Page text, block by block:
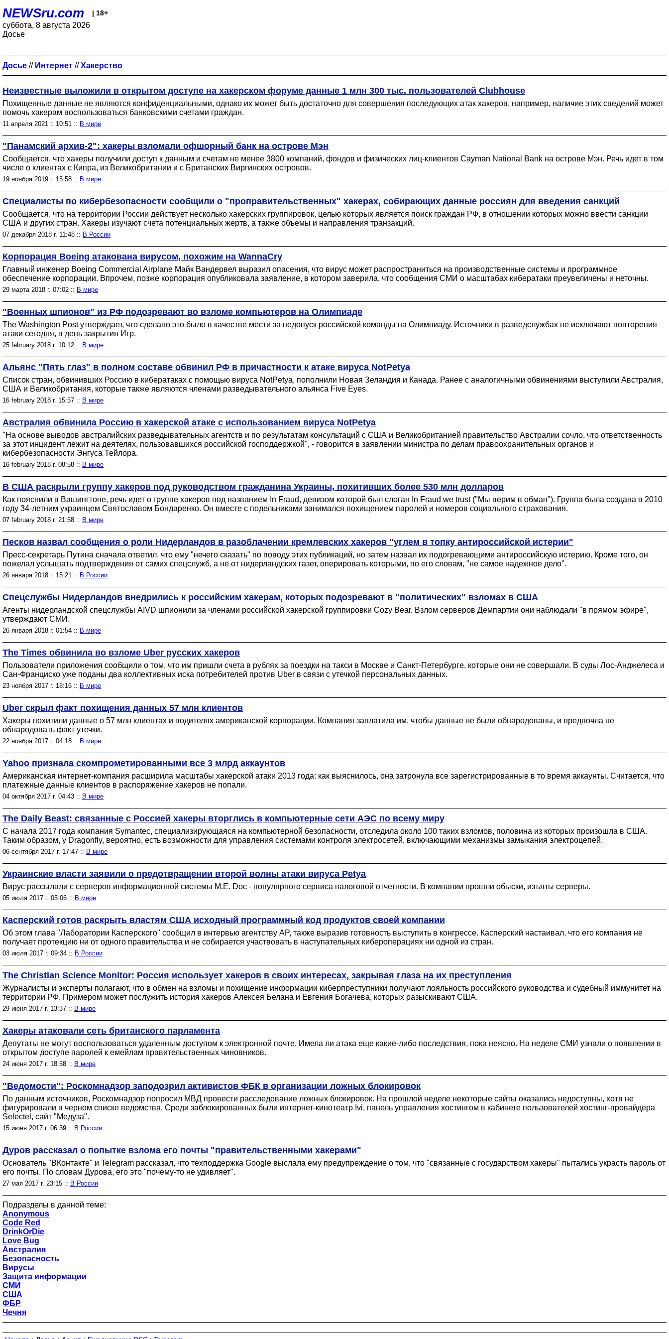
NEWSru.com | 18+
суббота, 8 августа 2026
Досье
Досье // Интернет //Хакерство
Неизвестные выложили в открытом доступе на хакерском форуме данные 1 млн 300 тыс. пользователей Clubhouse
Похищенные данные не являются конфиденциальными, однако их может быть достаточно для совершения последующих атак хакеров, например, наличие этих сведений может
помочь хакерам воспользоваться банковскими счетами граждан.
11 апреля 2021 г. 10:51 :: В мире
"Панамский архив-2": хакеры взломали офшорный банк на острове Мэн
Сообщается, что хакеры получили доступ к данным и счетам не менее 3800 компаний, фондов и физических лиц-клиентов Cayman National Bank на острове Мэн. Речь идет в том
числе о клиентах с Кипра, из Великобритании и с Британских Виргинских островов.
19 ноября 2019 г. 15:58 :: В мире
Специалисты по кибербезопасности сообщили о "проправительственных" хакерах, собирающих данные россиян для введения санкций
Сообщается, что на территории России действует несколько хакерских группировок, целью которых является поиск граждан РФ, в отношении которых можно ввести санкции
США и других стран. Хакеры изучают счета потенциальных жертв, а также объемы и направления транзакций.
07 декабря 2018 г. 11:48 :: В России
Корпорация Boeing атакована вирусом, похожим на WannaCry
Главный инженер Boeing Commercial Airplane Майк Вандервел выразил опасения, что вирус может распространиться на производственные системы и программное
обеспечение корпорации. Впрочем, позже корпорация опубликовала заявление, в котором заверила, что сообщения СМИ о масштабах кибератаки преувеличены и неточны.
29 марта 2018 г. 07:02 :: В мире
"Военных шпионов" из РФ подозревают во взломе компьютеров на Олимпиаде
The Washington Post утверждает, что сделано это было в качестве мести за недопуск российской команды на Олимпиаду. Источники в разведслужбах не исключают повторения
атаки сегодня, в день закрытия Игр.
25 february 2018 г. 10:12 :: В мире
Альянс "Пять глаз" в полном составе обвинил РФ в причастности к атаке вируса NotPetya
Список стран, обвинивших Россию в кибератаках с помощью вируса NotPetya, пополнили Новая Зеландия и Канада. Ранее с аналогичными обвинениями выступили Австралия,
США и Великобритания, которые также являются членами разведывательного альянса Five Eyes.
16 february 2018 г. 15:57 :: В мире
Австралия обвинила Россию в хакерской атаке с использованием вируса NotPetya
"На основе выводов австралийских разведывательных агентств и по результатам консультаций с США и Великобританией правительство Австралии сочло, что ответственность
за этот инцидент лежит на деятелях, пользовавшихся российской господдержкой", - говорится в заявлении министра по делам правоохранительных органов и
кибербезопасности Энгуса Тейлора.
16 february 2018 г. 08:58 :: В мире
В США раскрыли группу хакеров под руководством гражданина Украины, похитивших более 530 млн долларов
Как пояснили в Вашингтоне, речь идет о группе хакеров под названием In Fraud, девизом которой был слоган In Fraud we trust ("Мы верим в обман"). Группа была создана в 2010
году 34-летним украинцем Святославом Бондаренко. Он вместе с подельниками занимался похищением паролей и номеров социального страхования.
07 february 2018 г. 21:58 :: В мире
Песков назвал сообщения о роли Нидерландов в разоблачении кремлевских хакеров "углем в топку антироссийской истерии"
Пресс-секретарь Путина сначала ответил, что ему "нечего сказать" по поводу этих публикаций, но затем назвал их подогревающими антироссийскую истерию. Кроме того, он
пожелал услышать подтверждения от самих спецслужб, а не от нидерландских газет, оперировать которыми, по его словам, "не самое надежное дело".
26 января 2018 г. 15:21 :: В России
Спецслужбы Нидерландов внедрились к российским хакерам, которых подозревают в "политических" взломах в США
Агенты нидерландской спецслужбы AIVD шпионили за членами российской хакерской группировки Cozy Bear. Взлом серверов Демпартии они наблюдали "в прямом эфире",
утверждают СМИ.
26 января 2018 г. 01:54 :: В мире
The Times обвинила во взломе Uber русских хакеров
Пользователи приложения сообщили о том, что им пришли счета в рублях за поездки на такси в Москве и Санкт-Петербурге, которые они не совершали. В суды Лос-Анджелеса и
Сан-Франциско уже поданы два коллективных иска потребителей против Uber в связи с утечкой персональных данных.
23 ноября 2017 г. 18:16 :: В мире
Uber скрыл факт похищения данных 57 млн клиентов
Хакеры похитили данные о 57 млн клиентах и водителях американской корпорации. Компания заплатила им, чтобы данные не были обнародованы, и предпочла не
обнародовать факт утечки.
22 ноября 2017 г. 04:18 :: В мире
Yahoo признала скомпрометированными все 3 млрд аккаунтов
Американская интернет-компания расширила масштабы хакерской атаки 2013 года: как выяснилось, она затронула все зарегистрированные в то время аккаунты. Считается, что
платежные данные клиентов в распоряжение хакеров не попали.
04 октября 2017 г. 04:43 :: В мире
The Daily Beast: связанные с Россией хакеры вторглись в компьютерные сети АЭС по всему миру
С начала 2017 года компания Symantec, специализирующаяся на компьютерной безопасности, отследила около 100 таких взломов, половина из которых произошла в США.
Таким образом, у Dragonfly, вероятно, есть возможности для управления системами контроля электросетей, включающими механизмы замыкания электроцепей.
06 сентября 2017 г. 17:47 :: В мире
Украинские власти заявили о предотвращении второй волны атаки вируса Petya
Вирус рассылали с серверов информационной системы М.Е. Doc - популярного сервиса налоговой отчетности. В компании прошли обыски, изъяты серверы.
05 июля 2017 г. 05:06 :: В мире
Касперский готов раскрыть властям США исходный программный код продуктов своей компании
Об этом глава "Лаборатории Касперского" сообщил в интервью агентству AP, также выразив готовность выступить в конгрессе. Касперский настаивал, что его компания не
получает протекцию ни от одного правительства и не собирается участвовать в наступательных кибероперациях ни одной из стран.
03 июля 2017 г. 09:34 :: В России
The Christian Science Monitor: Россия использует хакеров в своих интересах, закрывая глаза на их преступления
Журналисты и эксперты полагают, что в обмен на взломы и похищение информации киберпреступники получают лояльность российского руководства и судебный иммунитет на
территории РФ. Примером может послужить история хакеров Алексея Белана и Евгения Богачева, которых разыскивают США.
29 июня 2017 г. 13:37 :: В мире
Хакеры атаковали сеть британского парламента
Депутаты не могут воспользоваться удаленным доступом к электронной почте. Имела ли атака еще какие-либо последствия, пока неясно. На неделе СМИ узнали о появлении в
открытом доступе паролей к емейлам правительственных чиновников.
24 июня 2017 г. 18:58 :: В мире
"Ведомости": Роскомнадзор заподозрил активистов ФБК в организации ложных блокировок
По данным источников, Роскомнадзор попросил МВД провести расследование ложных блокировок. На прошлой неделе некоторые сайты оказались недоступны, хотя не
фигурировали в черном списке ведомства. Среди заблокированных были интернет-кинотеатр Ivi, панель управления хостингом в кабинете пользователей хостинг-провайдера
Selectel, сайт "Медуза".
15 июня 2017 г. 06:39 :: В России
Дуров рассказал о попытке взлома его почты "правительственными хакерами"
Основатель "ВКонтакте" и Telegram рассказал, что техподдержка Google выслала ему предупреждение о том, что "связанные с государством хакеры" пытались украсть пароль от
его почты. По словам Дурова, его это "почему-то не удивляет".
27 мая 2017 г. 23:15 :: В России
Подразделы в данной теме:
Anonymous
Code Red
DrinkOrDie
Love Bug
Австралия
Безопасность
Вирусы
Защита информации
СМИ
США
ФБР
Чечня